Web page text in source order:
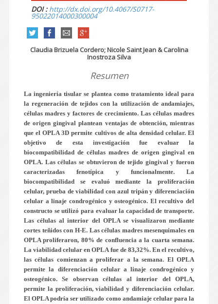
DOI : http://dx.doi.org/10.4067/S0717-
95022014000300004
Claudia Brizuela Cordero; Nicole Saint Jean & Carolina
Inostroza Silva
Resumen
La ingeniería tisular se plantea como tratamiento ideal para
la regeneración de tejidos con la utilización de andamiajes,
células madres y factores de crecimiento. Las células madres
de origen gingival plantean ventajas de obtención, mientras
que el OPLA 3D permite cultivos de alta densidad celular. El
objetivo de esta investigación fue evaluar la
biocompatibilidad de células madres de origen gingival en
OPLA. Las células se obtuvieron de tejido gingival y fueron
caracterizadas fenotípica y funcionalmente. La
biocompatibilidad se evaluó mediante la proliferación
celular, prueba de viabilidad con azul tripán y diferenciación
celular a linaje condrogénico y osteogénico. El recultivo del
constructo se utilizó para evaluar la capacidad de transporte.
Las células al interior del OPLA se visualizaron mediante
cortes teñidos con H-E. Las células madres mesenquimales en
OPLA proliferaron, 80% de confluencia a la cuarta semana.
La viabilidad celular en OPLA fue de 83,32%. En el recultivo,
las células comienzan a proliferar a la semana. El OPLA
permite la diferenciación celular a linaje condrogénico y
osteogénico. Se observan células al interior del OPLA,
permite la proliferación, viabilidad y diferenciación celular.
El OPLA podría ser utilizado como andamiaje celular para la